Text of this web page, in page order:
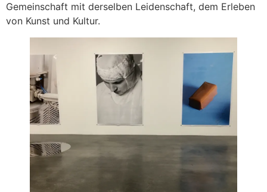
Gemeinschaft mit derselben Leidenschaft, dem Erleben
von Kunst und Kultur.